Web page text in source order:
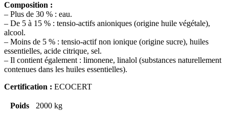
Composition :
– Plus de 30 % : eau.
– De 5 à 15 % : tensio-actifs anioniques (origine huile végétale),
alcool.
– Moins de 5 % : tensio-actif non ionique (origine sucre), huiles
essentielles, acide citrique, sel.
– Il contient également : limonene, linalol (substances naturellement
contenues dans les huiles essentielles).
Certification : ECOCERT
Poids 2000 kg